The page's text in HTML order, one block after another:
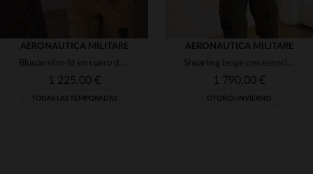
AERONAUTICA MILITARE
Blusón slim-fit en cuero de oveja con parches militares italianos.
1 225,00 €
TODAS LAS TEMPORADAS
AERONAUTICA MILITARE
Shearling beige con esencia militar, ideal para el frío invierno.
1 790,00 €
OTOÑO/INVIERNO